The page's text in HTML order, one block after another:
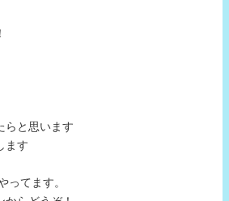
らと思います
ます
ってます。